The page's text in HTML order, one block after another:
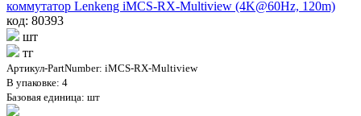
коммутатор Lenkeng iMCS-RX-Multiview (4K@60Hz, 120m)
код: 80393
шт
тг
Артикул-PartNumber: iMCS-RX-Multiview
В упаковке: 4
Базовая единица: шт